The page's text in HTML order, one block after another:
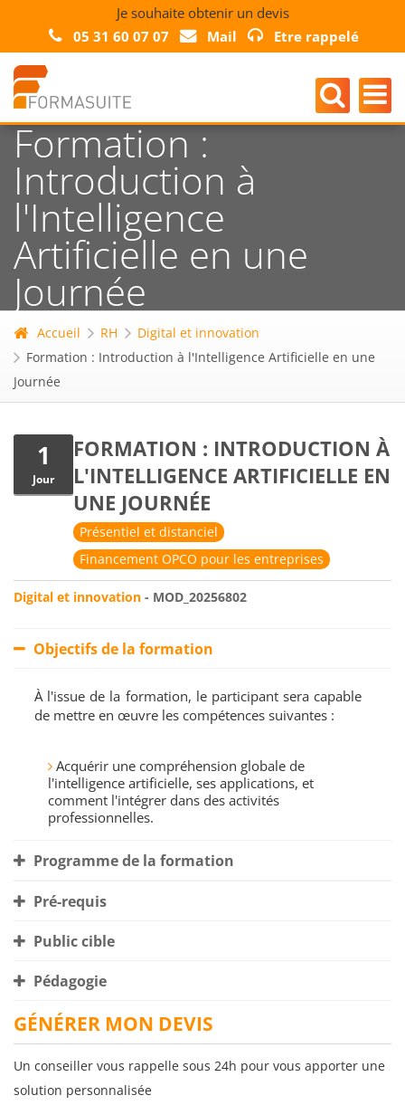
Je souhaite obtenir un devis
05 31 60 07 07
Mail Etre rappelé
Formation :
Introduction à
l'Intelligence
Artificielle en une
Journée
Accueil RH
Digital et innovation
Formation : Introduction à l'Intelligence Artificielle en une
Journée
1
Jour
FORMATION : INTRODUCTION À
L'INTELLIGENCE ARTIFICIELLE EN
UNE JOURNÉE
Présentiel et distanciel
Financement OPCO pour les entreprises
Digital et innovation - MOD_20256802
Objectifs de la formation
À l'issue de la formation, le participant sera capable
de mettre en œuvre les compétences suivantes :
Acquérir une compréhension globale de
l'intelligence artificielle, ses applications, et
comment l'intégrer dans des activités
professionnelles.
Programme de la formation
Pré-requis
Public cible
Pédagogie
GÉNÉRER MON DEVIS
Un conseiller vous rappelle sous 24h pour vous apporter une
solution personnalisée